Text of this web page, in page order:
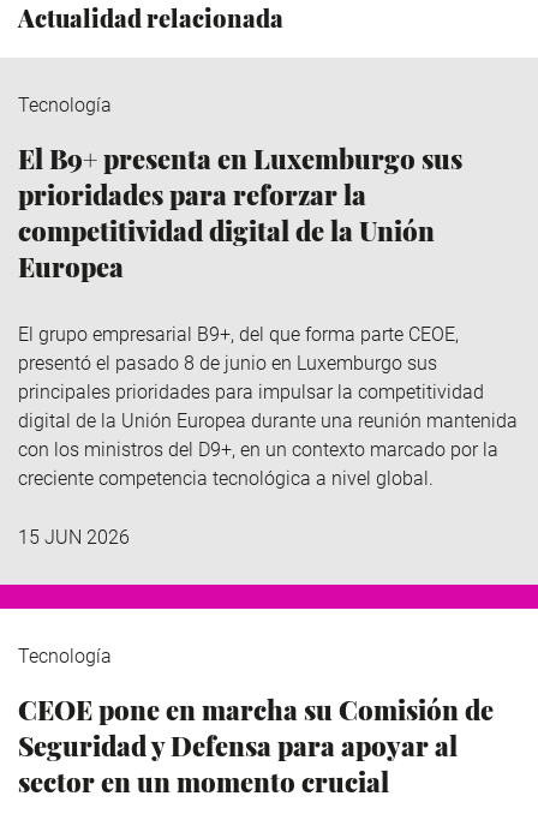
Actualidad relacionada
Tecnología
El B9+ presenta en Luxemburgo sus
prioridades para reforzar la
competitividad digital de la Unión
Europea
El grupo empresarial B9+, del que forma parte CEOE,
presentó el pasado 8 de junio en Luxemburgo sus
principales prioridades para impulsar la competitividad
digital de la Unión Europea durante una reunión mantenida
con los ministros del D9+, en un contexto marcado por la
creciente competencia tecnológica a nivel global.
15 JUN 2026
Tecnología
CEOE pone en marcha su Comisión de
Seguridad y Defensa para apoyar al
sector en un momento crucial